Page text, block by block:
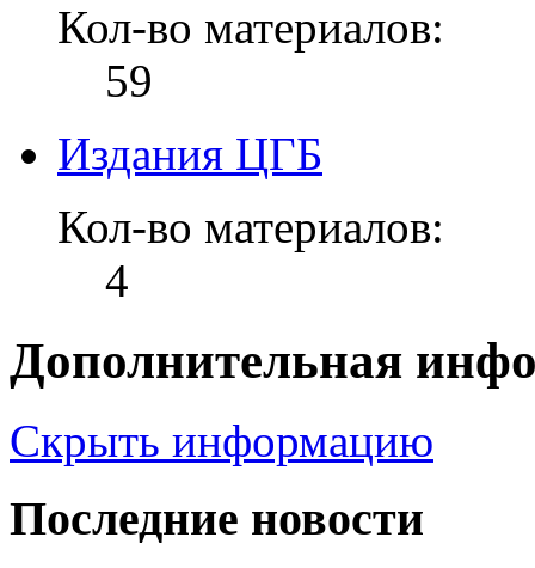
Кол-во материалов:
59
Издания ЦГБ
Кол-во материалов:
4
Дополнительная
Скрыть информацию
Последние новости